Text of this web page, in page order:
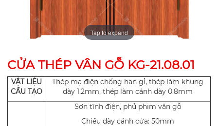
Tap to expand
CỬA THÉP VÂN GỖ KG-21.08.01
VẬT LIỆU
CẨU TẠO
Thép mạ điện chống han gỉ, thép làm khung
dày 1.2mm, thép làm cánh dày 0.8mm
Sơn tĩnh điện, phủ phim vân gỗ
Chiều dày cánh cửa: 50mm